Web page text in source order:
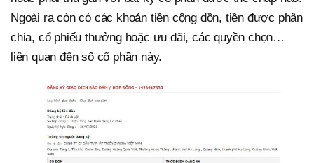
Ngoài ra còn có các khoản tiền cộng dồn, tiền được phân
chia, cổ phiếu thưởng hoặc ưu đãi, các quyền chọn…
liên quan đến số cổ phần này.